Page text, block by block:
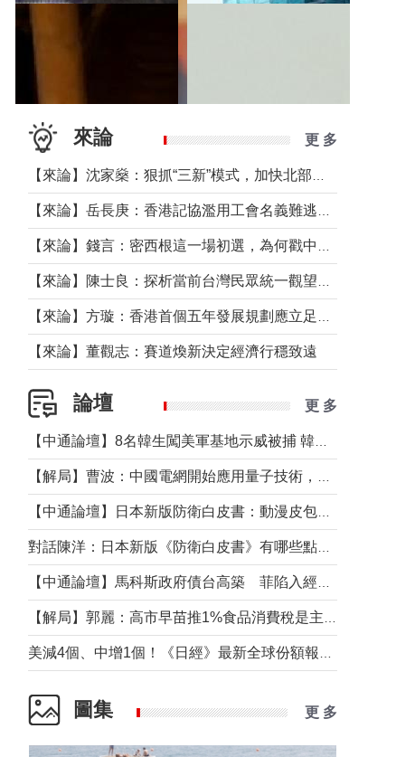
來論 更 多
【來論】董觀志：賽道煥新決定經濟行穩致遠
論壇 更 多
圖集 更 多